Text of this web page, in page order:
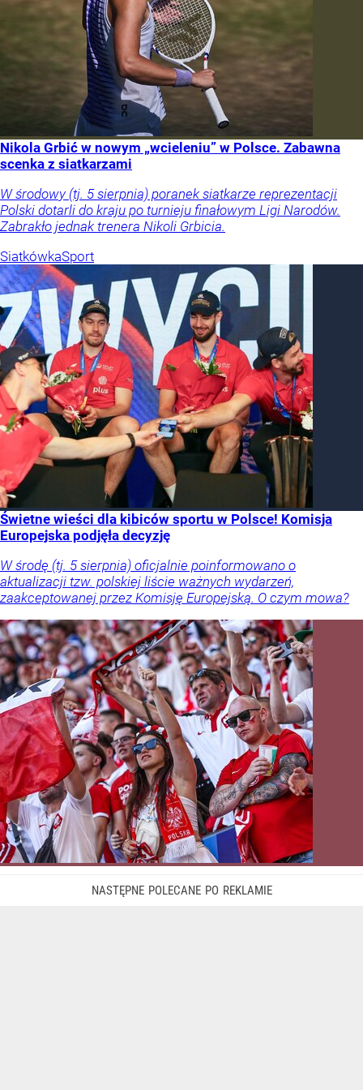
Nikola Grbić w nowym „wcieleniu” w Polsce. Zabawna
scenka z siatkarzami
W środowy (tj. 5 sierpnia) poranek siatkarze reprezentacji
Polski dotarli do kraju po turnieju finałowym Ligi Narodów.
Zabrakło jednak trenera Nikoli Grbicia.
SiatkówkaSport
Świetne wieści dla kibiców sportu w Polsce! Komisja
Europejska podjęła decyzję
W środę (tj. 5 sierpnia) oficjalnie poinformowano o
aktualizacji tzw. polskiej liście ważnych wydarzeń,
zaakceptowanej przez Komisję Europejską. O czym mowa?